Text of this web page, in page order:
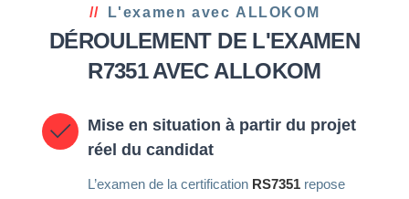
L'examen avec ALLOKOM
DÉROULEMENT DE L'EXAMEN
R7351 AVEC ALLOKOM
Mise en situation à partir du projet
réel du candidat
L’examen de la certification RS7351 repose